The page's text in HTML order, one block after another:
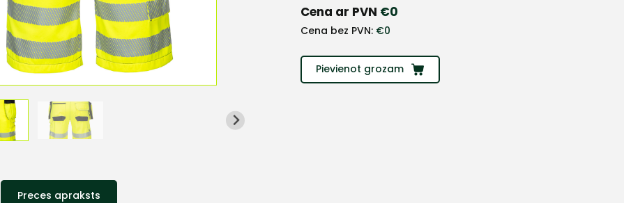
Cena ar PVN €0
Cena bez PVN: €0
Pievienot grozam
Preces apraksts